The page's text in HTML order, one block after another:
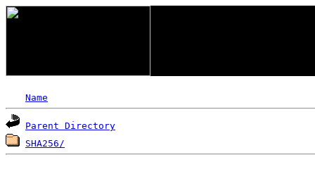
Name
Parent Directory
SHA256/